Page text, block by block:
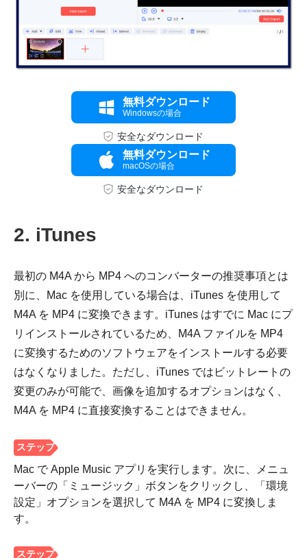
ステップ
無料ダウンロード
Windowsの場合
安全なダウンロード
無料ダウンロード
macOSの場合
安全なダウンロード
2. iTunes
最初の M4A から MP4 へのコンバーターの推奨事項とは
別に、Mac を使用している場合は、iTunes を使用して
M4A を MP4 に変換できます。iTunes はすでに Mac にプ
リインストールされているため、M4A ファイルを MP4
に変換するためのソフトウェアをインストールする必要
はなくなりました。ただし、iTunes ではビットレートの
変更のみが可能で、画像を追加するオプションはなく、
M4A を MP4 に直接変換することはできません。
Mac で Apple Music アプリを実行します。次に、メニュ
ーバーの「ミュージック」ボタンをクリックし、「環境
設定」オプションを選択して M4A を MP4 に変換しま
す。